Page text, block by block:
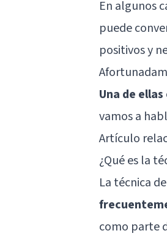
En algunos
puede
positivos y
Una de
vamos a
Artículo
¿Qué es la
La técnica
como parte